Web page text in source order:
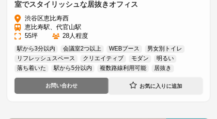
室でスタイリッシュな居抜きオフィス
渋谷区恵比寿西
恵比寿駅、代官山駅
55坪
28人程度
駅から3分以内 会議室2つ以上 WEBブース
男女別トイレ
リフレッシュスペース
クリエイティブ モダン
明るい
落ち着いた
駅から5分以内 複数路線利用可能 居抜き
お問い合わせ